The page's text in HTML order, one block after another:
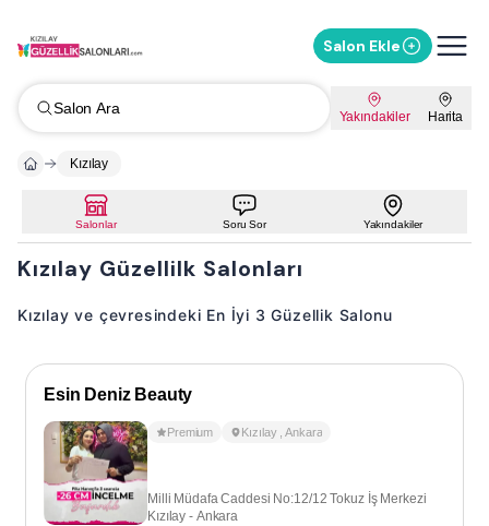
Salon Ekle
Salon Ara Yakındakiler Harita
Kızılay
Salonlar Soru Sor Yakındakiler
Kızılay Güzellilk Salonları
Kızılay ve çevresindeki En İyi 3 Güzellik Salonu
Esin Deniz Beauty
Premium Kızılay ,Ankara
Milli Müdafa Caddesi No:12/12 Tokuz İş Merkezi
Kızılay - Ankara